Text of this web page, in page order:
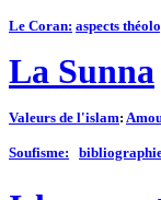
Le Coran: aspects
La Sunna
Valeurs de l'islam:
Soufisme: